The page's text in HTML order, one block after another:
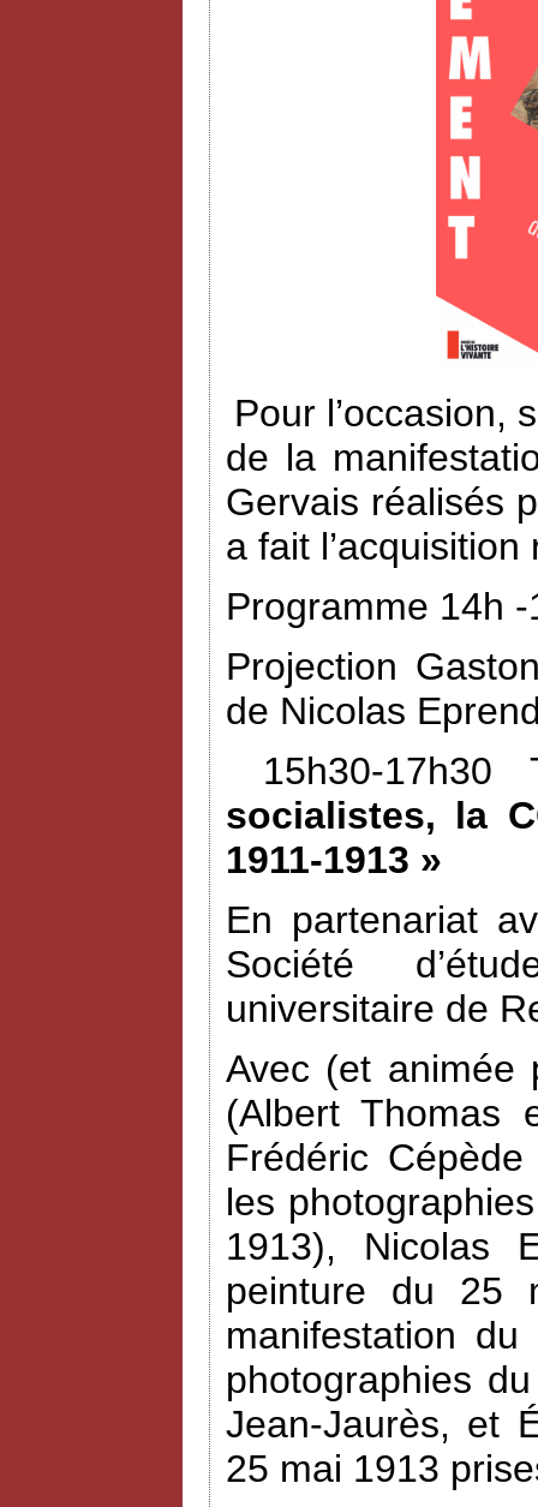
Pour l’occasion,
de la
Gervais réalisés
a fait
Programme 14h
Projection
de Nicolas
15h30-
socialistes, la
1911-1913 »
En partenariat
Société
universitaire de
Avec (et animée
(Albert Thomas
Frédéric
les
1913), Nicolas
peinture du 25
manifestation
photographies
Jean-Jaurès, et
25 mai 1913